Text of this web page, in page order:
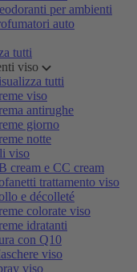
per ambienti
auto
tutti
viso
tutti
viso
antirughe
giorno
notte
viso
cream e CC cream
trattamento viso
e décolleté
colorate viso
idratanti
con Q10
viso
viso